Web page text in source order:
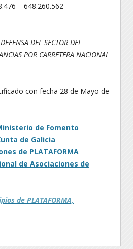
– 648.260.562
DEL SECTOR DEL
POR CARRETERA NACIONAL
con fecha 28 de Mayo de
de Fomento
de Galicia
de PLATAFORMA
de Asociaciones de
de PLATAFORMA,